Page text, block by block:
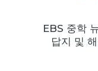
EBS 중학
답지 및